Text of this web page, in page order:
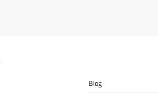
Blog